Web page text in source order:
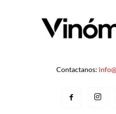
Contactanos: